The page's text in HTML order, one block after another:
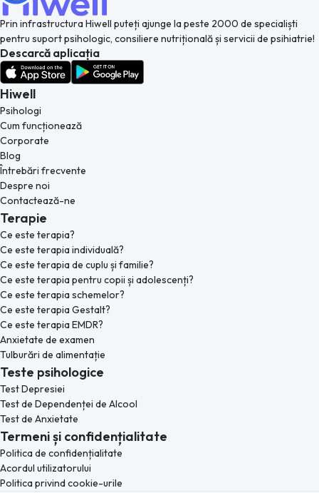
Prin infrastructura Hiwell puteți ajunge la peste 2000 de specialiști
pentru suport psihologic, consiliere nutrițională și servicii de psihiatrie!
Descarcă aplicația
Hiwell
Psihologi
Cum funcționează
Corporate
Blog
Întrebări frecvente
Despre noi
Contactează-ne
Terapie
Ce este terapia?
Ce este terapia individuală?
Ce este terapia de cuplu și familie?
Ce este terapia pentru copii și adolescenți?
Ce este terapia schemelor?
Ce este terapia Gestalt?
Ce este terapia EMDR?
Anxietate de examen
Tulburări de alimentație
Teste psihologice
Test Depresiei
Test de Dependenței de Alcool
Test de Anxietate
Termeni și confidențialitate
Politica de confidențialitate
Acordul utilizatorului
Politica privind cookie-urile